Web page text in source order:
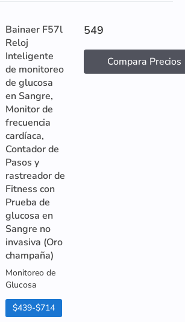
Bainaer F57l
Reloj
Inteligente
de monitoreo
de glucosa
en Sangre,
Monitor de
frecuencia
cardíaca,
Contador de
Pasos y
rastreador de
Fitness con
Prueba de
glucosa en
Sangre no
invasiva (Oro
champaña)
Monitoreo de
Glucosa
$439-$714
549
Compara Precios